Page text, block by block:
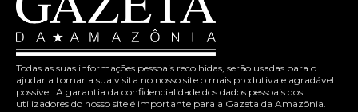
Todas as suas informações pessoais recolhidas, serão usadas para o
ajudar a tornar a sua visita no nosso site o mais produtiva e agradável
possível. A garantia da confidencialidade dos dados pessoais dos
utilizadores do nosso site é importante para a Gazeta da Amazônia.